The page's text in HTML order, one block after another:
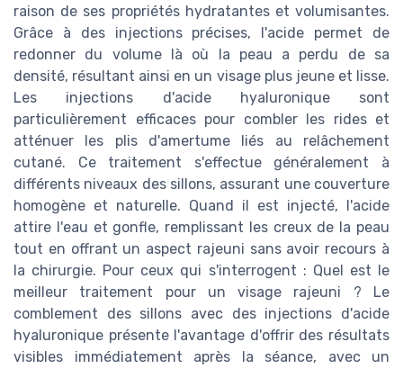
raison de ses propriétés hydratantes et volumisantes.
Grâce à des injections précises, l'acide permet de
redonner du volume là où la peau a perdu de sa
densité, résultant ainsi en un visage plus jeune et lisse.
Les injections d'acide hyaluronique sont
particulièrement efficaces pour combler les rides et
atténuer les plis d'amertume liés au relâchement
cutané. Ce traitement s'effectue généralement à
différents niveaux des sillons, assurant une couverture
homogène et naturelle. Quand il est injecté, l'acide
attire l'eau et gonfle, remplissant les creux de la peau
tout en offrant un aspect rajeuni sans avoir recours à
la chirurgie. Pour ceux qui s'interrogent : Quel est le
meilleur traitement pour un visage rajeuni ? Le
comblement des sillons avec des injections d'acide
hyaluronique présente l'avantage d'offrir des résultats
visibles immédiatement après la séance, avec un